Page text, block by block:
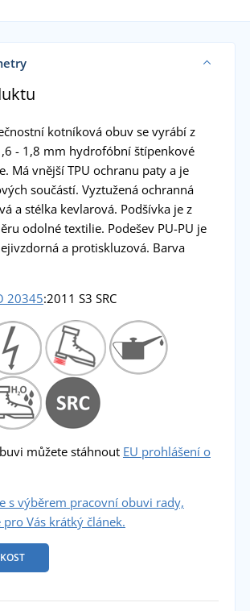
kotníková obuv se vyrábí z
- 1,8 mm hydrofóbní štípenkové
Má vnější TPU ochranu paty a je
součástí. Vyztužená ochranná
a stélka kevlarová. Podšívka je z
odolné textilie. Podešev PU-PU je
a protiskluzová. Barva
20345:2011 S3 SRC
můžete stáhnout EU prohlášení o
s výběrem pracovní obuvi rady,
Vás krátký článek.